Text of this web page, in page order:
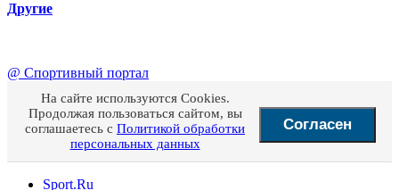
Другие
@ Спортивный портал
На сайте используются Cookies.
Продолжая пользоваться сайтом, вы
соглашаетесь с Политикой обработки
персональных данных
Согласен
Sport.Ru